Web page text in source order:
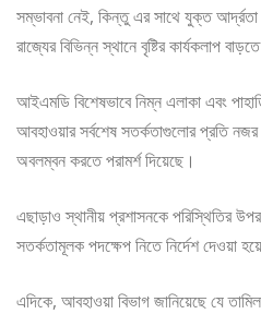
সম্ভাবনা নেই, কিন্তু এর সাথে যুক্ত আর্দ্রতা
রাজ্যের বিভিন্ন স্থানে বৃষ্টির কার্যকলাপ
আইএমডি বিশেষভাবে নিম্ন এলাকা এবং
আবহাওয়ার সর্বশেষ সতর্কতাগুলোর প্রতি নজর
অবলম্বন করতে পরামর্শ দিয়েছে।
এছাড়াও স্থানীয় প্রশাসনকে পরিস্থিতির
সতর্কতামূলক পদক্ষেপ নিতে নির্দেশ দেওয়া
এদিকে, আবহাওয়া বিভাগ জানিয়েছে যে